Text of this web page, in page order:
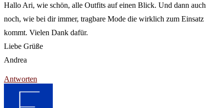
Hallo Ari, wie schön, alle Outfits auf einen Blick. Und dann auch
noch, wie bei dir immer, tragbare Mode die wirklich zum Einsatz
kommt. Vielen Dank dafür.
Liebe Grüße
Andrea
Antworten